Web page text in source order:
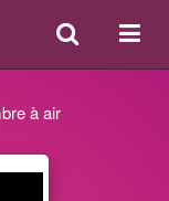
ou
Search
à air